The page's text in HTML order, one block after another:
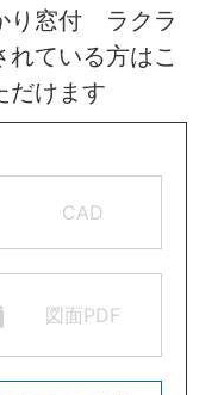
窓付 ラクラ
ている方はこ
だけます
CAD
図面PDF